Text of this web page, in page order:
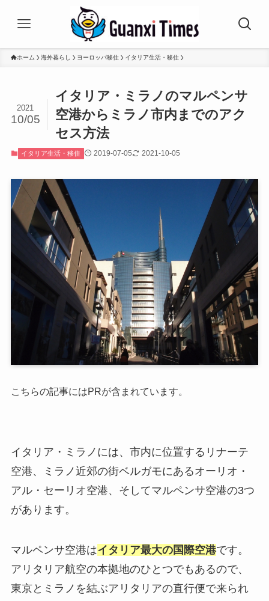
ホーム 海外暮らし ヨーロッパ移住 イタリア生活・移住
イタリア・ミラノのマルペンサ
空港からミラノ市内までのアク
セス方法
2021
10/05
イタリア生活・移住 2019-07-05 2021-10-05
こちらの記事にはPRが含まれています。
イタリア・ミラノには、市内に位置するリナーテ
空港、ミラノ近郊の街ベルガモにあるオーリオ・
アル・セーリオ空港、そしてマルペンサ空港の3つ
があります。
マルペンサ空港はイタリア最大の国際空港です。
アリタリア航空の本拠地のひとつでもあるので、
東京とミラノを結ぶアリタリアの直行便で来られ